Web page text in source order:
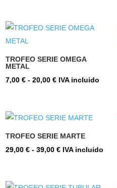
TROFEO SERIE OMEGA
METAL
7,00€ - 20,00€Rango
desde
7,00 €
IVA incluido
TROFEO SERIE MARTE
29,00€ - 39,00€Rango
IVA incluido